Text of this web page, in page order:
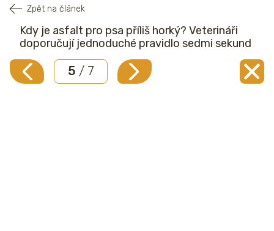
Zpět na článek
Kdy je asfalt pro psa příliš horký? Veterináři
doporučují jednoduché pravidlo sedmi sekund
5 / 7